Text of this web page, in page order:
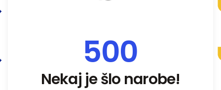
500
Nekaj je šlo narobe!